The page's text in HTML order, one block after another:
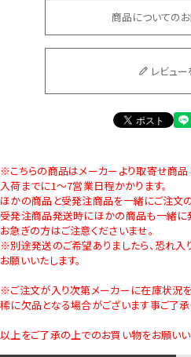
商品についての
レビュー
※こちらの商品はメーカーより取寄せ商品
入荷までに1～7営業日程かかります。
ほかの商品と受発注商品を一緒にご注文
受発注商品発送時にほかの商品も一緒に
お急ぎの方はご注意くださいませ。
※別途発送のご希望ありましたら、恐れ入
お願いいたします。
※ご注文が入り次第メーカーに在庫状況を
稀に欠品となる場合がございます事ご了承
以上をご了承の上でのお買い物をお願いい